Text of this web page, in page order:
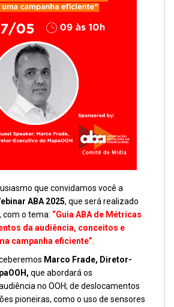
que convidamos você a
ABA 2025, que será realizado
com o tema: “Guia ABA de Métricas
da audiência, conceitos e
campanha eficiente”.
Marco Frade, Diretor-
que abordará os
no OOH; de deslocamentos
pioneiras, como o uso de sensores